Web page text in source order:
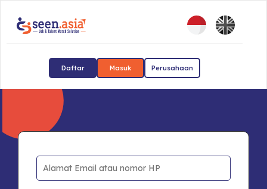
Daftar Masuk Perusahaan